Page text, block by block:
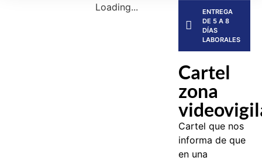
Loading...
ENTREGA
DE 5 A 8
DÍAS
LABORALES
Cartel
zona
Cartel que nos
informa de que
en una